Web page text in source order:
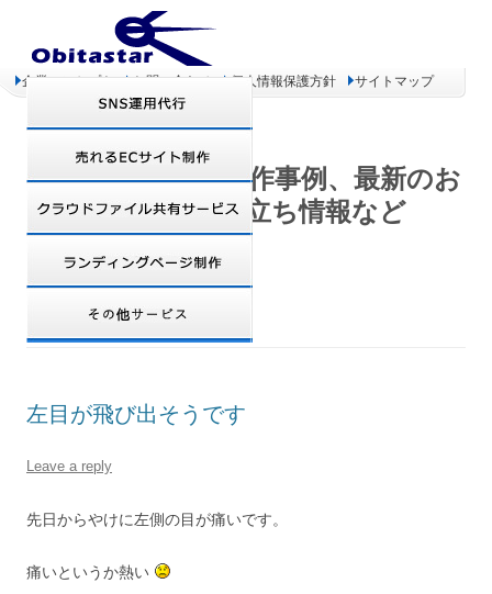
企業コンセプト お問い合わせ 個人情報保護方針 サイトマップ
オビタスター 制作事例、最新のお
得情報、お役立ち情報など
DAILY ARCHIVES:2007年10月29日
左目が飛び出そうです
Leave a reply
先日からやけに左側の目が痛いです。
痛いというか熱い